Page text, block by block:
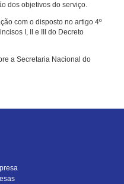
dos objetivos do serviço.
com o disposto no artigo 4º
I, II e III do Decreto
a Secretaria Nacional do